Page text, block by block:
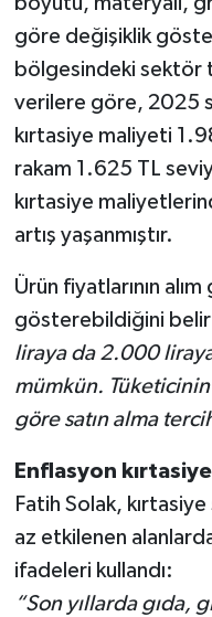
göre değişiklik
bölgesindeki sektör
verilere göre, 2025
kırtasiye maliyeti
rakam 1.625 TL
kırtasiye
artış yaşanmıştır.
Ürün fiyatlarının
gösterebildiğini
liraya da 2.000
mümkün.
göre satın alma
Enflasyon
Fatih Solak,
az etkilenen
ifadeleri kullandı:
“Son yıllarda gıda,